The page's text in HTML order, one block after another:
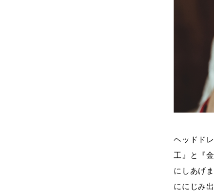
ヘッドド
工』と『
にしあげ
ににじみ